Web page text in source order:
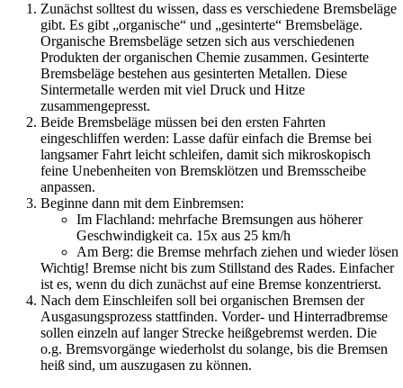
Zunächst solltest du wissen, dass es verschiedene Bremsbeläge
gibt. Es gibt „organische“ und „gesinterte“ Bremsbeläge.
Organische Bremsbeläge setzen sich aus verschiedenen
Produkten der organischen Chemie zusammen. Gesinterte
Bremsbeläge bestehen aus gesinterten Metallen. Diese
Sintermetalle werden mit viel Druck und Hitze
zusammengepresst.
Beide Bremsbeläge müssen bei den ersten Fahrten
eingeschliffen werden: Lasse dafür einfach die Bremse bei
langsamer Fahrt leicht schleifen, damit sich mikroskopisch
feine Unebenheiten von Bremsklötzen und Bremsscheibe
anpassen.
Beginne dann mit dem Einbremsen:
Im Flachland: mehrfache Bremsungen aus höherer
Geschwindigkeit ca. 15x aus 25 km/h
Am Berg: die Bremse mehrfach ziehen und wieder lösen
Wichtig! Bremse nicht bis zum Stillstand des Rades. Einfacher
ist es, wenn du dich zunächst auf eine Bremse konzentrierst.
Nach dem Einschleifen soll bei organischen Bremsen der
Ausgasungsprozess stattfinden. Vorder- und Hinterradbremse
sollen einzeln auf langer Strecke heißgebremst werden. Die
o.g. Bremsvorgänge wiederholst du solange, bis die Bremsen
heiß sind, um auszugasen zu können.